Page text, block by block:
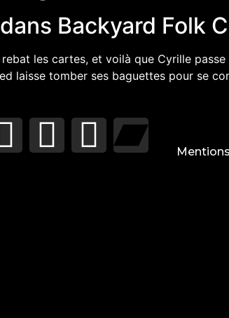
Backyard Folk
les cartes, et voilà que Cyrille
laisse tomber ses baguettes pour se